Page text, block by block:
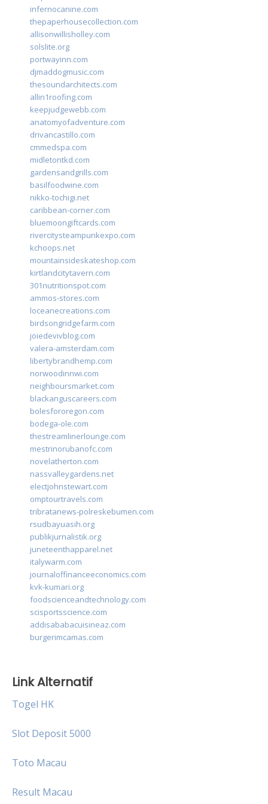
infernocanine.com
thepaperhousecollection.com
allisonwillisholley.com
solslite.org
portwayinn.com
djmaddogmusic.com
thesoundarchitects.com
allin1roofing.com
keepjudgewebb.com
anatomyofadventure.com
drivancastillo.com
cmmedspa.com
midletontkd.com
gardensandgrills.com
basilfoodwine.com
nikko-tochigi.net
caribbean-corner.com
bluemoongiftcards.com
rivercitysteampunkexpo.com
kchoops.net
mountainsideskateshop.com
kirtlandcitytavern.com
301nutritionspot.com
ammos-stores.com
loceanecreations.com
birdsongridgefarm.com
joiedevivblog.com
valera-amsterdam.com
libertybrandhemp.com
norwoodinnwi.com
neighboursmarket.com
blackanguscareers.com
bolesfororegon.com
bodega-ole.com
thestreamlinerlounge.com
mestrinorubanofc.com
novelatherton.com
nassvalleygardens.net
electjohnstewart.com
omptourtravels.com
tribratanews-polreskebumen.com
rsudbayuasih.org
publikjurnalistik.org
juneteenthapparel.net
italywarm.com
journaloffinanceeconomics.com
kvk-kumari.org
foodscienceandtechnology.com
scisportsscience.com
addisababacuisineaz.com
burgerimcamas.com
Link Alternatif
Togel HK
Slot Deposit 5000
Toto Macau
Result Macau